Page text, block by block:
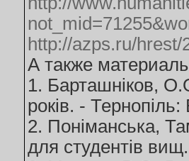
http://azps.ru/
А также
1. Барташніков,
років. -
2. Поніманська,
для студентів